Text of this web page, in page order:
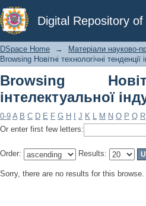
Digital Repository
Browsing Новітні
речей by Author
DSpace Home → Матеріали науково-
Browsing Новітні технологічні
Browsing
інтелектуальної
0-9 A B C D E F G H J K L M N O P Q R
Or enter first few letters:
Order: Results:
Sorry, there are no results for this browse.